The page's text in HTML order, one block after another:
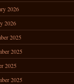
2026
2026
2025
2025
2025
2025